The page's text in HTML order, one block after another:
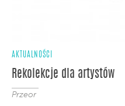
AKTUALNOŚCI
Rekolekcje dla artystów
Przeor